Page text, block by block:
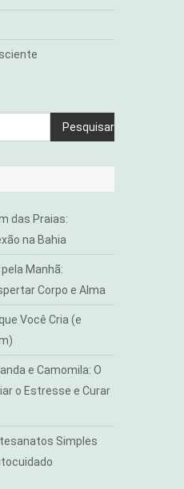
Pesquisar
das Praias:
na Bahia
Manhã:
Corpo e Alma
Você Cria (e
e Camomila: O
o Estresse e Curar
Simples